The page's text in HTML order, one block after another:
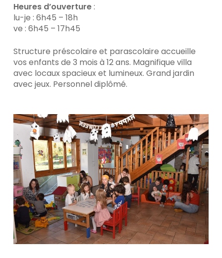
Heures d’ouverture:
lu-je : 6h45 – 18h
ve : 6h45 – 17h45
Structure préscolaire et parascolaire accueille
vos enfants de 3 mois à 12 ans. Magnifique villa
avec locaux spacieux et lumineux. Grand jardin
avec jeux. Personnel diplômé.